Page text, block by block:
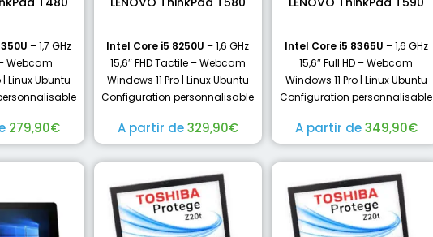
– 1,7 GHz
– Webcam
| Linux Ubuntu
279,90€
Intel Core i5 8250U – 1,6 GHz
15,6″ FHD Tactile – Webcam
Windows 11 Pro | Linux Ubuntu
Configuration personnalisable
A partir de329,90€
Intel Core i5 8365U – 1,6 GHz
15,6″ Full HD – Webcam
Windows 11 Pro | Linux Ubuntu
Configuration personnalisable
A partir de349,90€